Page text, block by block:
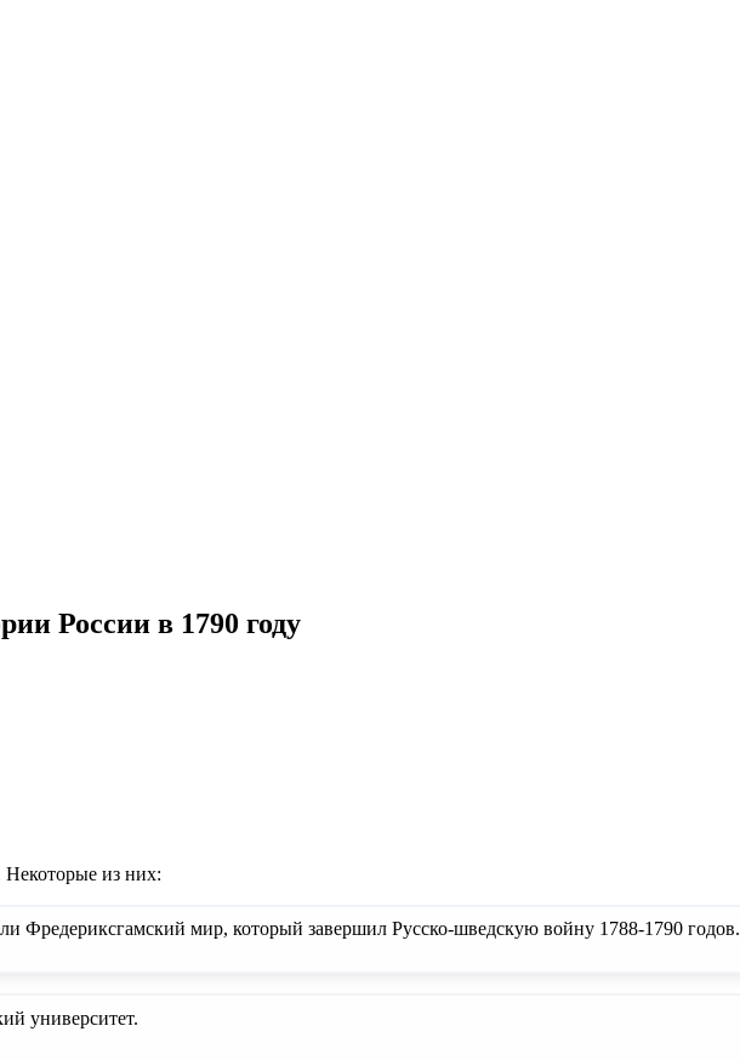
России в 1790 году
Некоторые из них:
Фредериксгамский мир, который завершил Русско-шведскую войну 1788-1790 годов.
университет.